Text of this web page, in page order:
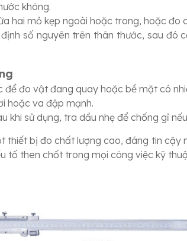
không.
hai mỏ kẹp ngoài hoặc trong, hoặc đo
số nguyên trên thân thước, sau đó
để đo vật đang quay hoặc bề mặt có
hoặc va đập mạnh.
khi sử dụng, tra dầu nhẹ để chống gỉ
thiết bị đo chất lượng cao, đáng tin cậy
tố then chốt trong mọi công việc kỹ